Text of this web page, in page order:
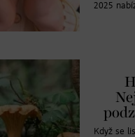
2025
Když se